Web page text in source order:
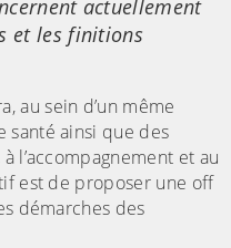
actuellement
et les finitions
au sein d’un même
santé ainsi que des
l’accompagnement et au
est de proposer une off
démarches des